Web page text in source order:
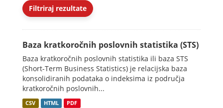
Filtriraj rezultate
Baza kratkoročnih poslovnih statistika (STS)
Baza kratkoročnih poslovnih statistika ili baza STS
(Short-Term Business Statistics) je relacijska baza
konsolidiranih podataka o indeksima iz područja
kratkoročnih poslovnih...
CSV HTML PDF